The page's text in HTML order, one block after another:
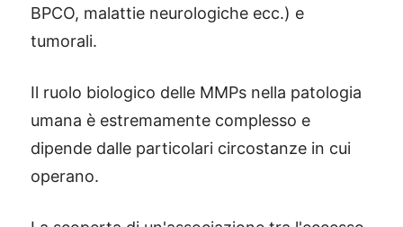
BPCO, malattie neurologiche ecc.) e
tumorali.
Il ruolo biologico delle MMPs nella patologia
umana è estremamente complesso e
dipende dalle particolari circostanze in cui
operano.